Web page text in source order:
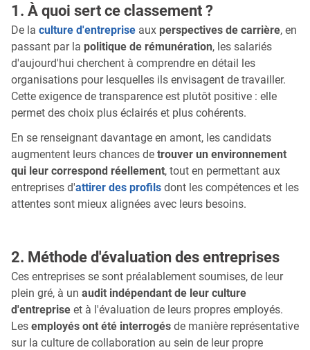
1. À quoi sert ce classement ?
De la culture d'entreprise aux perspectives de carrière, en
passant par la politique de rémunération, les salariés
d'aujourd'hui cherchent à comprendre en détail les
organisations pour lesquelles ils envisagent de travailler.
Cette exigence de transparence est plutôt positive : elle
permet des choix plus éclairés et plus cohérents.
En se renseignant davantage en amont, les candidats
augmentent leurs chances de trouver un environnement
qui leur correspond réellement, tout en permettant aux
entreprises d'attirer des profils dont les compétences et les
attentes sont mieux alignées avec leurs besoins.
2. Méthode d'évaluation des entreprises
Ces entreprises se sont préalablement soumises, de leur
plein gré, à un audit indépendant de leur culture
d'entreprise et à l'évaluation de leurs propres employés.
Les employés ont été interrogés de manière représentative
sur la culture de collaboration au sein de leur propre